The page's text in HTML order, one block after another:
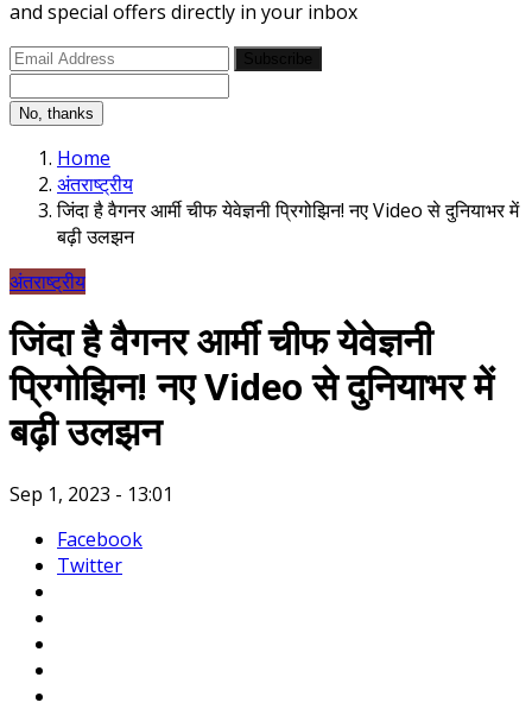
and special offers directly in your inbox
No, thanks
Home
अंतराष्ट्रीय
जिंदा है वैगनर आर्मी चीफ येवेज्ञनी प्रिगोझिन! नए Video से दुनियाभर में
बढ़ी उलझन
अंतराष्ट्रीय
जिंदा है वैगनर आर्मी चीफ येवेज्ञनी
प्रिगोझिन! नए Video से दुनियाभर में
बढ़ी उलझन
Sep 1, 2023 - 13:01
Facebook
Twitter